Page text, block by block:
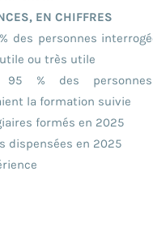
EN CHIFFRES
des personnes
ou très utile
% des personnes
la formation suivie
formés en 2025
dispensées en 2025